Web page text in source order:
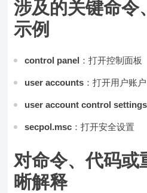
涉及的关键命令
示例
control panel ：打开控制面板
user accounts ：打开用户账户
user account control settings
secpol.msc ：打开安全设置
对命令、代码或
晰解释